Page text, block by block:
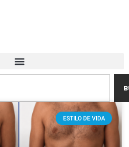
ESTILO DE VIDA